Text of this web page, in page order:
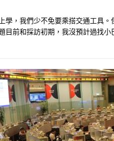
學，我們少不免要乘搭交通工具
目前和採訪初期，我沒預計過找